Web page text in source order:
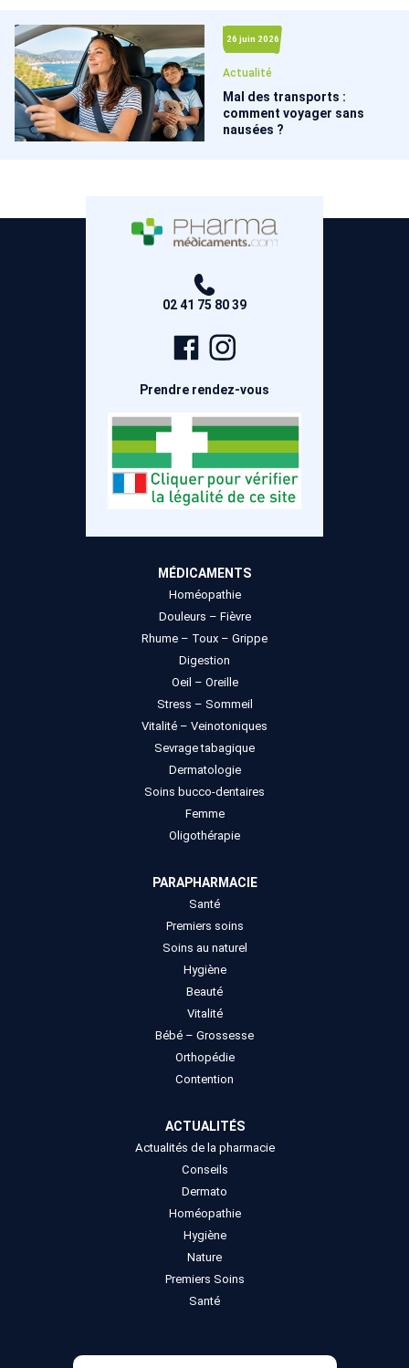
26 juin 2026
Actualité
Mal des transports :
comment voyager sans
nausées ?
02 41 75 80 39
Page
Facebook
Prendre rendez-vous
MÉDICAMENTS
Homéopathie
Douleurs – Fièvre
Rhume – Toux – Grippe
Digestion
Oeil – Oreille
Stress – Sommeil
Vitalité – Veinotoniques
Sevrage tabagique
Dermatologie
Soins bucco-dentaires
Femme
Oligothérapie
PARAPHARMACIE
Santé
Premiers soins
Soins au naturel
Hygiène
Beauté
Vitalité
Bébé – Grossesse
Orthopédie
Contention
ACTUALITÉS
Actualités de la pharmacie
Conseils
Dermato
Homéopathie
Hygiène
Nature
Premiers Soins
Santé